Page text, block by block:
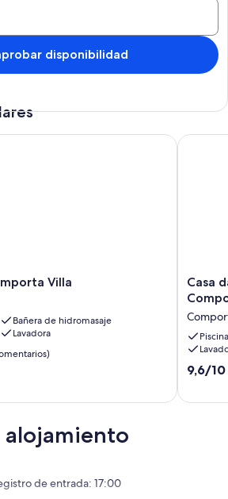
disponibilidad
Villa
Bañera de hidromasaje
Lavadora
Villa
Casa
das
Pergolas
Retiro
de
verano
/
invierno,
Casa
Piscina
9.6
9,6/10
Casa
alojamiento
de entrada: 17:00